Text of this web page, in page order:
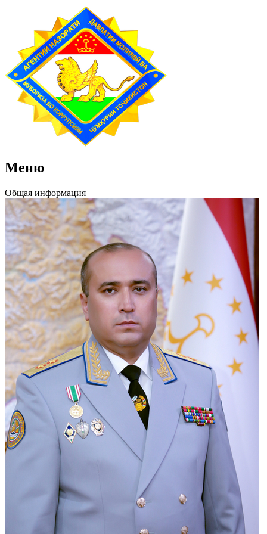
Меню
Общая информация